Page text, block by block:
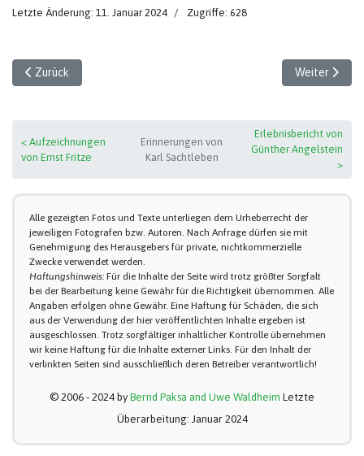
Letzte Änderung: 11. Januar 2024 Zugriffe: 628
Vorheriger Beitrag: Todesahnung
Zurück Nächster
Weiter
< Aufzeichnungen
von Ernst Fritze
Erinnerungen von
Karl Sachtleben
Erlebnisbericht von
Günther Angelstein
>
Alle gezeigten Fotos und Texte unterliegen dem Urheberrecht der
jeweiligen Fotografen bzw. Autoren. Nach Anfrage dürfen sie mit
Genehmigung des Herausgebers für private, nichtkommerzielle
Zwecke verwendet werden.
Haftungshinweis: Für die Inhalte der Seite wird trotz größter Sorgfalt
bei der Bearbeitung keine Gewähr für die Richtigkeit übernommen. Alle
Angaben erfolgen ohne Gewähr. Eine Haftung für Schäden, die sich
aus der Verwendung der hier veröffentlichten Inhalte ergeben ist
ausgeschlossen. Trotz sorgfältiger inhaltlicher Kontrolle übernehmen
wir keine Haftung für die Inhalte externer Links. Für den Inhalt der
verlinkten Seiten sind ausschließlich deren Betreiber verantwortlich!
© 2006 - 2024 by Bernd Paksa and Uwe Waldheim Letzte
Überarbeitung: Januar 2024